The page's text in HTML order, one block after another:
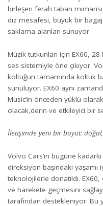
birleşen ferah taban
diz mesafesi, büyük bir bagaj
saklama alanları sunuyor.
Müzik tutkunları için EX60,
ses sistemiyle öne çıkıyor.
koltuğun tamamında koltuk
sunuluyor. EX60 aynı
Music’in önceden yüklü
olacak,derin ve etkileyici bir
İletişimde yeni bir boyut:
Volvo Cars’ın bugüne
direksiyon başındaki yaşamı
teknolojilerle donatıldı.
ve harekete geçmesini
tarafından destekleniyor. Bu